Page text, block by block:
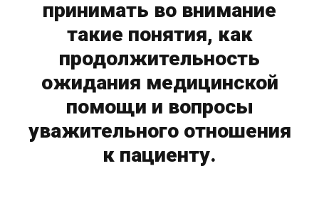
принимать во внимание
такие понятия, как
продолжительность
ожидания медицинской
помощи и вопросы
уважительного отношения
к пациенту.